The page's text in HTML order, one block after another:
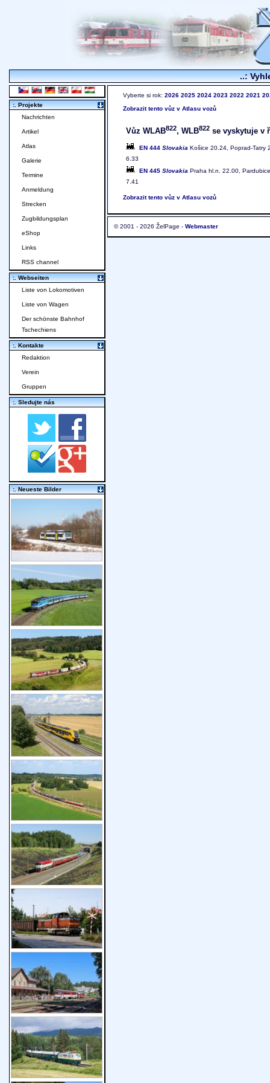
..:
Vyberte si rok: 2026 2025 2024 2023 2022 2021
Zobrazit tento vůz v Atlasu vozů
Vůz WLAB822, WLB822 se vyskytuje v
EN 444 Slovakia Košice 20.24, Poprad-Tatry
6.33
EN 445 Slovakia Praha hl.n. 22.00,
7.41
Zobrazit tento vůz v Atlasu vozů
© 2001 - 2026 ŽelPage - Webmaster
:. Projekte
Nachrichten
Artikel
Atlas
Galerie
Termine
Anmeldung
Strecken
Zugbildungsplan
eShop
Links
RSS channel
:. Webseiten
Liste von Lokomotiven
Liste von Wagen
Der schönste Bahnhof
Tschechiens
:. Kontakte
Redaktion
Verein
Gruppen
:. Sledujte nás
:. Neueste Bilder